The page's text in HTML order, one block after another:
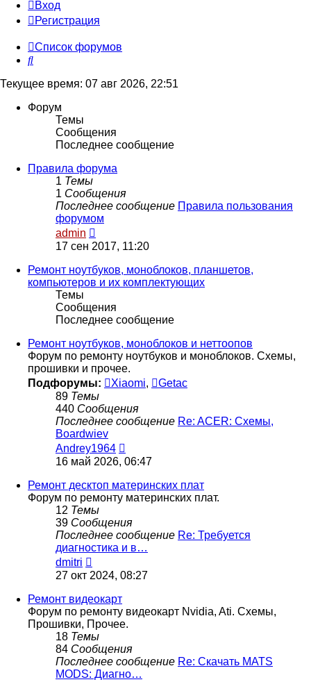
Вход
Регистрация
Список форумов
Поиск
Текущее время: 07 авг 2026, 22:51
Форум
Темы
Сообщения
Последнее сообщение
Правила форума
1 Темы
1 Сообщения
Последнее сообщение Правила пользования
форумом
admin
к
сообщению
17 сен 2017, 11:20
Ремонт ноутбуков, моноблоков, планшетов,
компьютеров и их комплектующих
Темы
Сообщения
Последнее сообщение
Ремонт ноутбуков, моноблоков и неттоопов
Форум по ремонту ноутбуков и моноблоков. Схемы,
прошивки и прочее.
Подфорумы:
Xiaomi,
Getac
89 Темы
440 Сообщения
Последнее сообщение Re: ACER: Схемы,
Boardwiev
Andrey1964
к
сообщению
16 май 2026, 06:47
Ремонт десктоп материнских плат
Форум по ремонту материнских плат.
12 Темы
39 Сообщения
Последнее сообщение Re: Требуется
диагностика и в…
dmitri
к
сообщению
27 окт 2024, 08:27
Ремонт видеокарт
Форум по ремонту видеокарт Nvidia, Ati. Схемы,
Прошивки, Прочее.
18 Темы
84 Сообщения
Последнее сообщение Re: Скачать MATS
MODS: Диагно…